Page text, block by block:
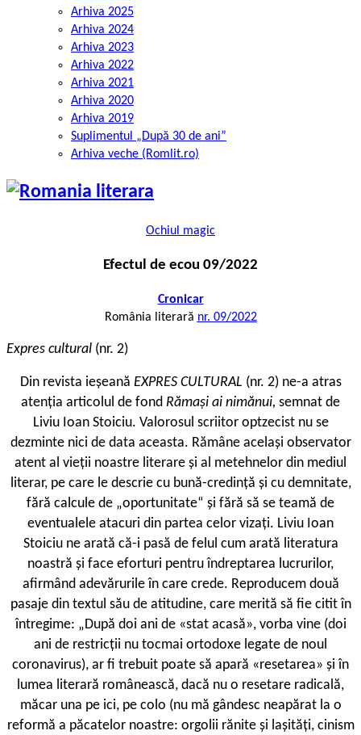
Arhiva 2025
Arhiva 2024
Arhiva 2023
Arhiva 2022
Arhiva 2021
Arhiva 2020
Arhiva 2019
Suplimentul „După 30 de ani”
Arhiva veche (Romlit.ro)
Ochiul magic
Efectul de ecou 09/2022
Cronicar
România literară nr. 09/2022
Expres cultural (nr. 2)
Din revista ieșeană EXPRES CULTURAL (nr. 2) ne-a atras
atenția articolul de fond Rămași ai nimănui, semnat de
Liviu Ioan Stoiciu. Valorosul scriitor optzecist nu se
dezminte nici de data aceasta. Rămâne același observator
atent al vieții noastre literare și al metehnelor din mediul
literar, pe care le descrie cu bună-credință și cu demnitate,
fără calcule de „oportunitate“ și fără să se teamă de
eventualele atacuri din partea celor vizați. Liviu Ioan
Stoiciu ne arată că-i pasă de felul cum arată literatura
noastră și face eforturi pentru îndreptarea lucrurilor,
afirmând adevărurile în care crede. Reproducem două
pasaje din textul său de atitudine, care merită să fie citit în
întregime: „După doi ani de «stat acasă», vorba vine (doi
ani de restricții nu tocmai ortodoxe legate de noul
coronavirus), ar fi trebuit poate să apară «resetarea» și în
lumea literară românească, dacă nu o resetare radicală,
măcar una pe ici, pe colo (nu mă gândesc neapărat la o
reformă a păcatelor noastre: orgolii rănite și lașități, cinism